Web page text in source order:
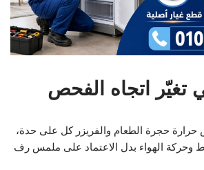
تغيّر اتجاه الفحص
حرارة حجرة الطعام والفريزر كل على حدة،
وحركة الهواء بدل الاعتماد على ملمس رف